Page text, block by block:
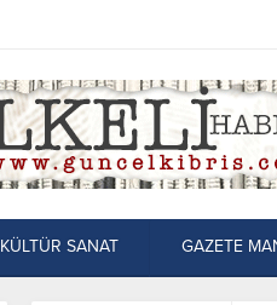
KÜLTÜR SANAT GAZETE